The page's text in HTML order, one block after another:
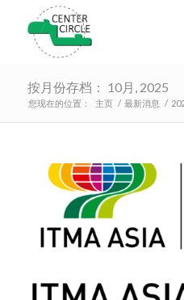
按月份存档： 10月, 2025
您现在的位置： 主页 / 最新消息 /